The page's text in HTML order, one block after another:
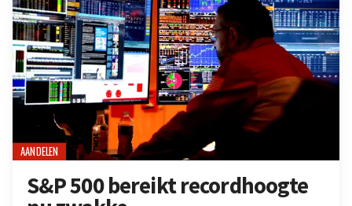
AANDELEN
S&P 500 bereikt recordhoogte